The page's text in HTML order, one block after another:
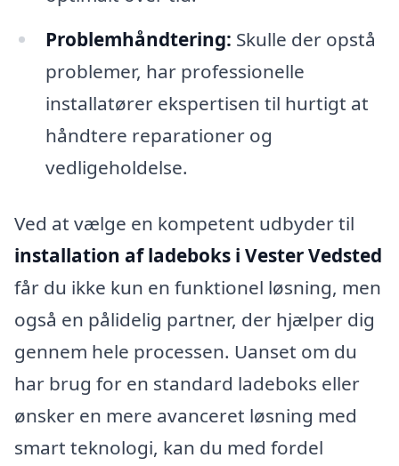
Problemhåndtering: Skulle der opstå
problemer, har professionelle
installatører ekspertisen til hurtigt at
håndtere reparationer og
vedligeholdelse.
Ved at vælge en kompetent udbyder til
installation af ladeboks i Vester Vedsted
får du ikke kun en funktionel løsning, men
også en pålidelig partner, der hjælper dig
gennem hele processen. Uanset om du
har brug for en standard ladeboks eller
ønsker en mere avanceret løsning med
smart teknologi, kan du med fordel